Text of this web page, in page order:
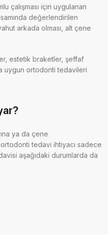
çalışması için uygulanan
değerlendirilen
arkada olması, alt çene
estetik braketler, şeffaf
uygun ortodonti tedavileri
ya da çene
tedavi ihtiyacı sadece
aşağıdaki durumlarda da